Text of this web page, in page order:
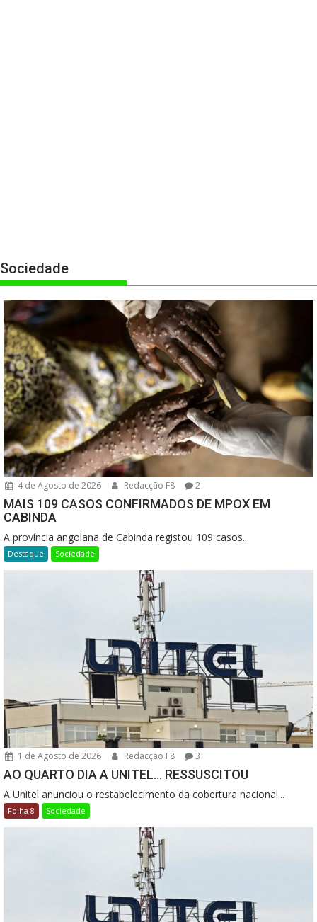
Sociedade
4 de Agosto de 2026 Redacção F8 2
MAIS 109 CASOS CONFIRMADOS DE MPOX EM
CABINDA
A província angolana de Cabinda registou 109 casos...
Destaque Sociedade
1 de Agosto de 2026 Redacção F8 3
AO QUARTO DIA A UNITEL… RESSUSCITOU
A Unitel anunciou o restabelecimento da cobertura nacional...
Folha 8 Sociedade